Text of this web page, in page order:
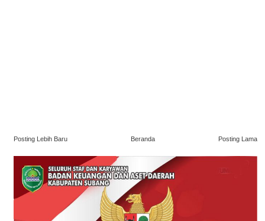
Posting Lebih Baru Posting Lama
Beranda